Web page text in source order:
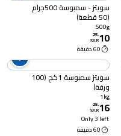
سويتز - سمبوسة 500جرام
(50 قطعة)
500g
10
.
25
SAR
60 دقيقة
سويتز سمبوسة 1كج (100
ورقة)
1kg
16
.
25
SAR
Only 3 left
60 دقيقة